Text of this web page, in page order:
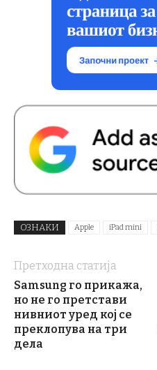
ОЗНАКИ Apple iPad mini
Претходна статија
Samsung го прикажа,
но не го претстави
нивниот уред кој се
преклопува на три
дела